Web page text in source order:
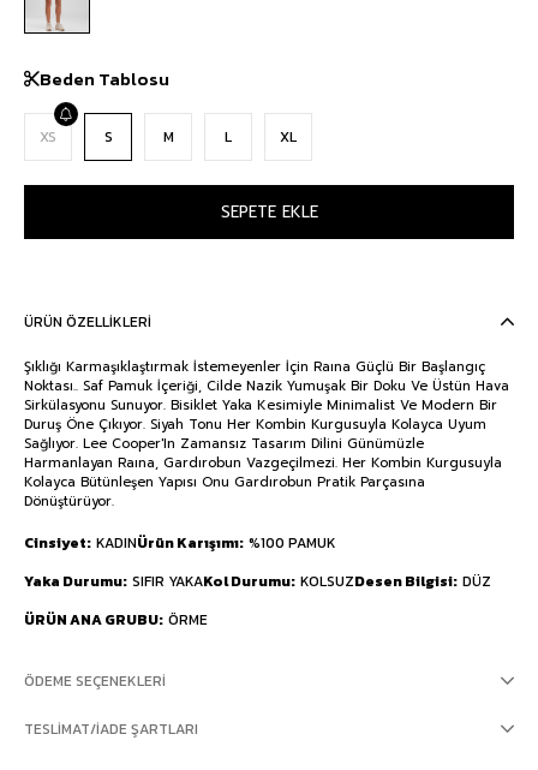
Beden Tablosu
XS S M L XL
ÜRÜN ÖZELLIKLERI
Şıklığı Karmaşıklaştırmak İstemeyenler İçin Raına Güçlü Bir Başlangıç
Noktası.. Saf Pamuk İçeriği, Cilde Nazik Yumuşak Bir Doku Ve Üstün Hava
Sirkülasyonu Sunuyor. Bisiklet Yaka Kesimiyle Minimalist Ve Modern Bir
Duruş Öne Çıkıyor. Siyah Tonu Her Kombin Kurgusuyla Kolayca Uyum
Sağlıyor. Lee Cooper'In Zamansız Tasarım Dilini Günümüzle
Harmanlayan Raına, Gardırobun Vazgeçilmezi. Her Kombin Kurgusuyla
Kolayca Bütünleşen Yapısı Onu Gardırobun Pratik Parçasına
Dönüştürüyor.
Cinsiyet KADINÜrün Karışımı %100 PAMUK
Yaka Durumu SIFIR YAKAKol Durumu KOLSUZDesen Bilgisi DÜZ
ÜRÜN ANA GRUBU ÖRME
ÖDEME SEÇENEKLERI
TESLIMAT/İADE ŞARTLARI